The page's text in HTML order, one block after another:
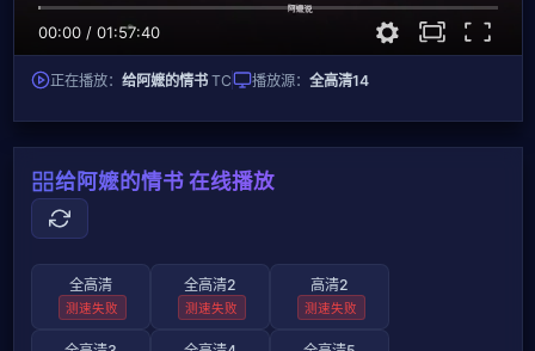
00:00/ 01:57:40
正在播放： 给阿嬷的情书 TC 播放源： 全高清14
给阿嬷的情书 在线播放
全高清
测速失败
全高清2
测速失败
高清2
测速失败